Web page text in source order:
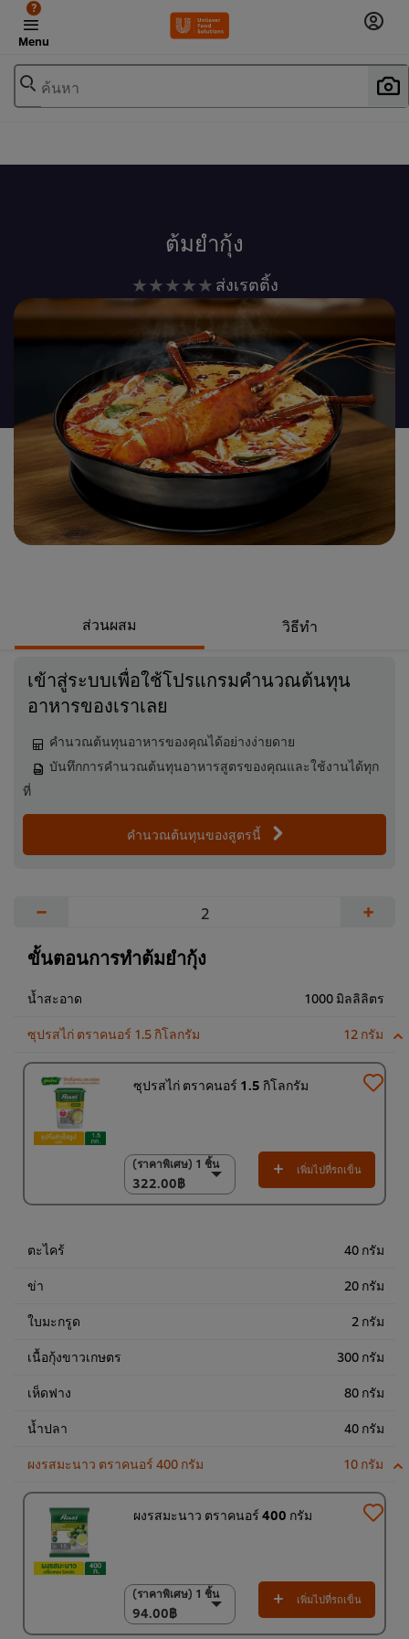
Menu
?
ค้นหา
ต้มยำกุ้ง
ไม่มี
การ
ให้
คะแนน
สำหรับ
recipe
นี้
ส่งเรตติ้ง
ส่วนผสม วิธีทำ
เข้าสู่ระบบเพื่อใช้โปรแกรมคำนวณต้นทุน
อาหารของเราเลย
คำนวณต้นทุนอาหารของคุณได้อย่างง่ายดาย
บันทึกการคำนวณต้นทุนอาหารสูตรของคุณและใช้งานได้ทุก
ที่
คำนวณต้นทุนของสูตรนี้
− +
ขั้นตอนการทำต้มยำกุ้ง
น้ำสะอาด 1000 มิลลิลิตร
ซุปรสไก่ ตราคนอร์ 1.5 กิโลกรัม 12 กรัม
ซุปรสไก่ ตราคนอร์ 1.5 กิโลกรัม
(ราคาพิเศษ) 1 ชิ้น
322.00฿
(ราคาพิเศษ) 1 ชิ้น
322.00฿
(ลด 5%) แพ็ค 6 ชิ้น
เพิ่มไปที่รถเข็น
ตะไคร้ 40 กรัม
ข่า 20 กรัม
ใบมะกรูด 2 กรัม
เนื้อกุ้งขาวเกษตร 300 กรัม
เห็ดฟาง 80 กรัม
น้ำปลา 40 กรัม
ผงรสมะนาว ตราคนอร์ 400 กรัม 10 กรัม
ผงรสมะนาว ตราคนอร์ 400 กรัม
(ราคาพิเศษ) 1 ชิ้น
94.00฿
(ราคาพิเศษ) 1 ชิ้น
94.00฿
(ราคาพิเศษ) แพ็ค 15
เพิ่มไปที่รถเข็น